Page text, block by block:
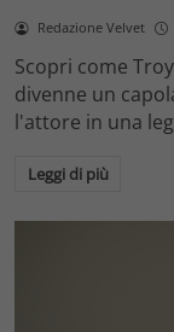
Redazione Velvet
Scopri come
divenne un
l'attore in una
Leggi di più